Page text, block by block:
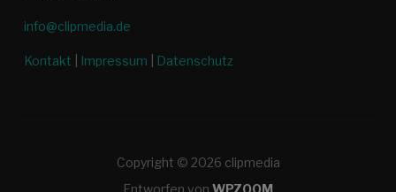
info@clipmedia.de
Kontakt Impressum Datenschutz
Copyright © 2026 clipmedia
Entworfen von WPZOOM